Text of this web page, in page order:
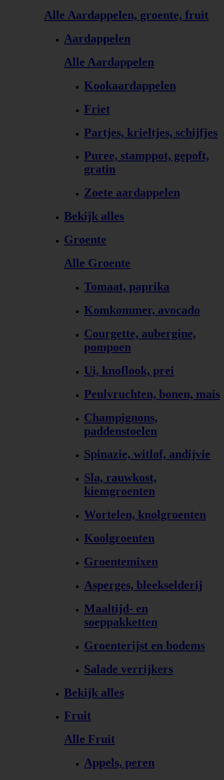
Alle Aardappelen, groente, fruit
Aardappelen
Alle Aardappelen
Kookaardappelen
Friet
Partjes, krieltjes, schijfjes
Puree, stamppot, gepoft,
gratin
Zoete aardappelen
Bekijk alles
Groente
Alle Groente
Tomaat, paprika
Komkommer, avocado
Courgette, aubergine,
pompoen
Ui, knoflook, prei
Peulvruchten, bonen, mais
Champignons,
paddenstoelen
Spinazie, witlof, andijvie
Sla, rauwkost,
kiemgroenten
Wortelen, knolgroenten
Koolgroenten
Groentemixen
Asperges, bleekselderij
Maaltijd- en
soeppakketten
Groenterijst en bodems
Salade verrijkers
Bekijk alles
Fruit
Alle Fruit
Appels, peren